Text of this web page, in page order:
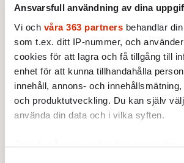
Ansvarsfull användning av dina
Vi och våra 363 partners behandlar
som t.ex. ditt IP-nummer, och
cookies för att lagra och få tillgång till
enhet för att kunna tillhandahålla
innehåll, annons- och
och produktutveckling. Du kan själv
använda din data och i vilka syften.
Ta reda på mer om hur dina personliga
Då är vi väl på god väg att ta
förlorade.
Tillåt mig tvivla. Det är snart
regeringen fattade sitt beslut.
fortfarande ingen
Restnoteringarna av läkemedel
sjunkit. Oljelagren är tomma